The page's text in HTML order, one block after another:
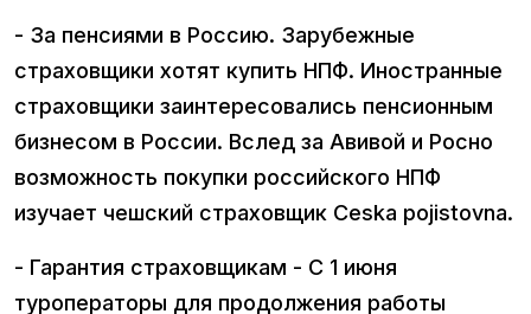
- За пенсиями в Россию. Зарубежные
страховщики хотят купить НПФ. Иностранные
страховщики заинтересовались пенсионным
бизнесом в России. Вслед за Авивой и Росно
возможность покупки российского НПФ
изучает чешский страховщик Сeska pojistovna.
- Гарантия страховщикам - С 1 июня
туроператоры для продолжения работы